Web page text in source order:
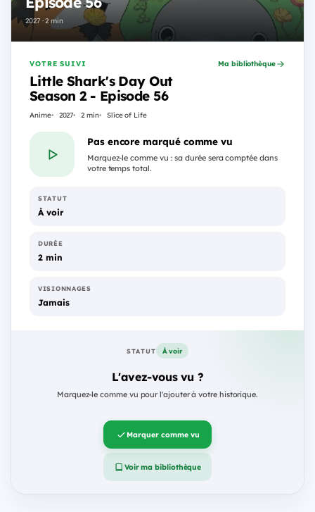
2027 · 2 min
VOTRE SUIVI
Little Shark's Day Out
Season 2 - Episode 56
Anime 2027 2 min Slice of Life
Ma bibliothèque
Pas encore marqué comme vu
Marquez-le comme vu : sa durée sera comptée dans
votre temps total.
STATUT
À voir
DURÉE
2 min
VISIONNAGES
Jamais
STATUT À voir
L'avez-vous vu ?
Marquez-le comme vu pour l'ajouter à votre historique.
Marquer comme vu
Voir ma bibliothèque